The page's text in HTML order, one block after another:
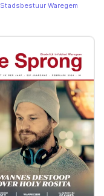
Stadsbestuur Waregem